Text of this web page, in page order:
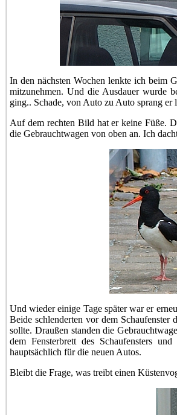
In den nächsten Wochen lenkte ich beim
mitzunehmen. Und die Ausdauer wurde
ging.. Schade, von Auto zu Auto sprang er
Auf dem rechten Bild hat er keine Füße.
die Gebrauchtwagen von oben an. Ich
Und wieder einige Tage später war er
Beide schlenderten vor dem
sollte. Draußen standen die
dem Fensterbrett des Schaufensters
hauptsächlich für die neuen Autos.
Bleibt die Frage, was treibt einen